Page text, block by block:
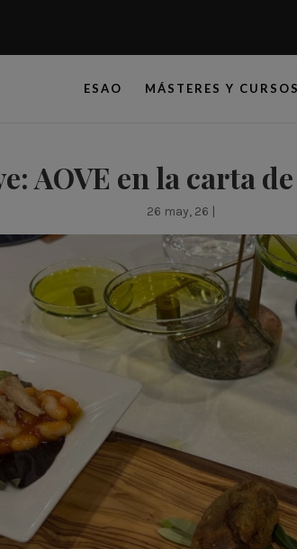
ESAO MÁSTERES Y CURSOS
AOVE en la carta
26 may, 26 |